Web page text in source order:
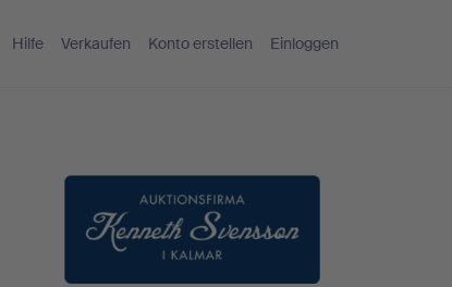
Hilfe Verkaufen Konto erstellen Einloggen